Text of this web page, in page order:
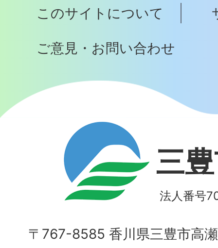
へ
このサイトについて
ご意見・お問い合わせ
三
法人番号
〒767-8585 香川県三豊市高